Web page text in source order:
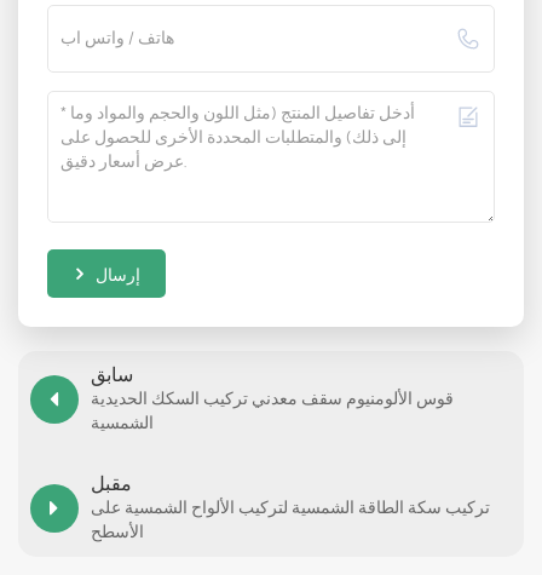
إرسال
سابق
قوس الألومنيوم سقف معدني تركيب السكك الحديدية
الشمسية
مقبل
تركيب سكة الطاقة الشمسية لتركيب الألواح الشمسية على
الأسطح